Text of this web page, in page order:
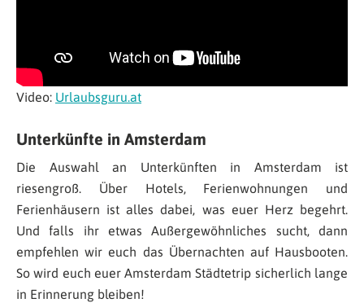
Video: Urlaubsguru.at
Unterkünfte in Amsterdam
Die Auswahl an Unterkünften in Amsterdam ist
riesengroß. Über Hotels, Ferienwohnungen und
Ferienhäusern ist alles dabei, was euer Herz begehrt.
Und falls ihr etwas Außergewöhnliches sucht, dann
empfehlen wir euch das Übernachten auf Hausbooten.
So wird euch euer Amsterdam Städtetrip sicherlich lange
in Erinnerung bleiben!